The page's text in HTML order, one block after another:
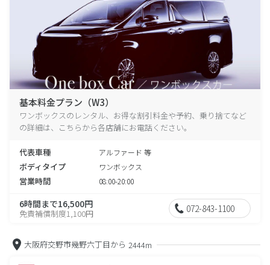
基本料金プラン（W3）
ワンボックスのレンタル、お得な割引料金や予約、乗り捨てなど
の詳細は、こちらから各店舗にお電話ください。
代表車種 アルファード 等
ボディタイプ ワンボックス
営業時間 08:00-20:00
6時間まで16,500円
免責補償制度1,100円 072-843-1100
大阪府交野市幾野六丁目から 2444m